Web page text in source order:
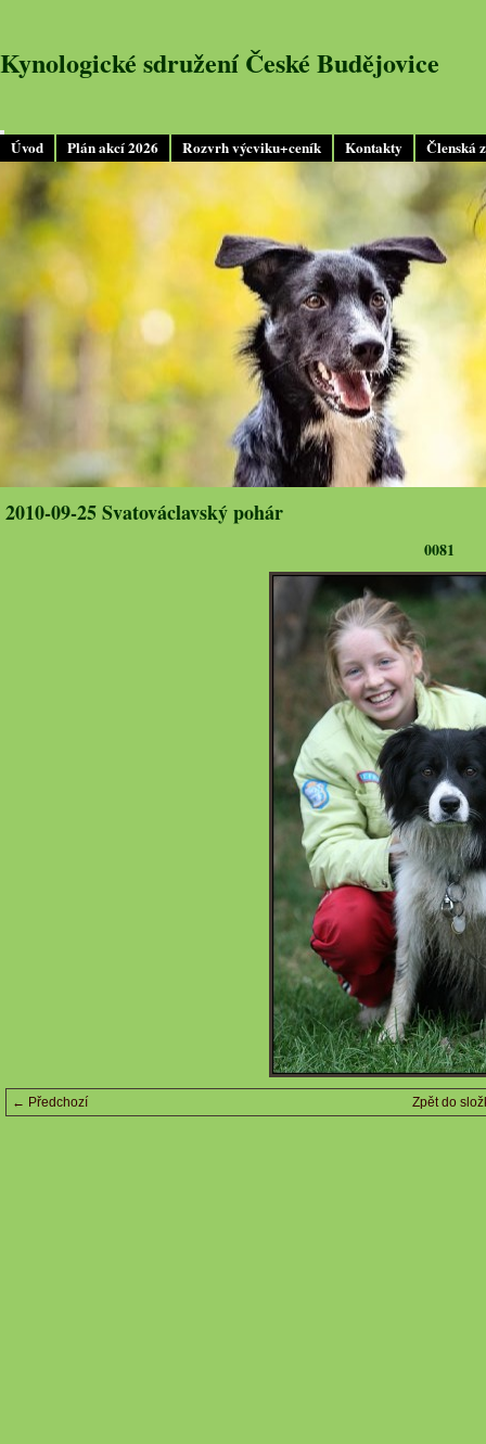
Úvod Plán akcí 2026 Rozvrh výcviku+ceník Kontakty Členská
Kynologické sdružení České Budějovice
2010-09-25 Svatováclavský pohár
0081
← Předchozí Zpět do